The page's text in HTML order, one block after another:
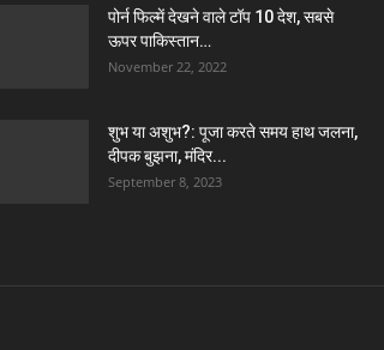
पोर्न फिल्में देखने वाले टॉप 10 देश, सबसे
ऊपर पाकिस्तान…
November 22, 2022
शुभ या अशुभ?: पूजा करते समय हाथ जलना,
दीपक बुझना, मंदिर...
September 8, 2023